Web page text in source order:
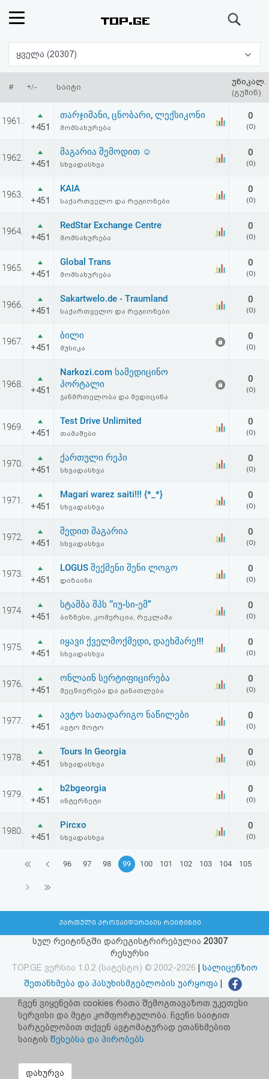
რეიტინგი
(მთავარი)
ფოსტა
პასუხი
ავტორიზაცია
რეგისტრაცია
პაროლის
აღდგენა
HTML
კოდი
შეთანხმება
პასუხისმგებლობის
უარყოფა
ყველა (20307)
# +/- საიტი
უნიკალ.
(გუშინ)
1961.
+451
თარჯიმანი, ცნობარი, ლექსიკონი
მომსახურება
0
(0)
1962.
+451
მაგარია შემოდით ☺
სხვადასხვა
0
(0)
1963.
+451
KAIA
საქართველო და რეგიონები
0
(0)
1964.
+451
RedStar Exchange Centre
მომსახურება
0
(0)
1965.
+451
Global Trans
მომსახურება
0
(0)
1966.
+451
Sakartwelo.de - Traumland
საქართველო და რეგიონები
0
(0)
1967.
+451
ბილი
მუსიკა
0
(0)
1968.
+451
Narkozi.com სამედიცინო
პორტალი
ჯანმრთელობა და მედიცინა
0
(0)
1969.
+451
Test Drive Unlimited
თამაშები
0
(0)
1970.
+451
ქართული რეპი
სხვადასხვა
0
(0)
1971.
+451
Magari warez saiti!!! {*_*}
სხვადასხვა
0
(0)
1972.
+451
შედით მაგარია
სხვადასხვა
0
(0)
1973.
+451
LOGUS შექმენი შენი ლოგო
დიზაინი
0
(0)
1974.
+451
სტამბა შპს ’’იუ-სი-ემ”
ბიზნესი, კომერცია, რეკლამა
0
(0)
1975.
+451
იყავი ქველმოქმედი, დაეხმარე!!!
სხვადასხვა
0
(0)
1976.
+451
ონლაინ სერტიფიცირება
მეცნიერება და განათლება
0
(0)
1977.
+451
ავტო სათადარიგო ნაწილები
ავტო მოტო
0
(0)
1978.
+451
Tours In Georgia
სხვადასხვა
0
(0)
1979.
+451
b2bgeorgia
ინტერნეტი
0
(0)
1980.
+451
Pircxo
სხვადასხვა
0
(0)
96 97 98 99 100 101 102 103 104 105
ქართული პროვაიდერების რეიტინგი
სულ რეიტინგში დარეგისტრირებულია 20307
რესურსი
TOP.GE ვერსია 1.0.2 (სატესტო) © 2002-2026
სალიცენზიო
შეთანხმება და პასუხისმგებლობის უარყოფა
facebook.com/TOP.GE
იხილეთ TOP.GE - ის ძველი ვერსია ბმულზე
TOP.GE-ს სერვერების განთავსებას და ინტერნეტთან კავშირს
ჩვენ ვიყენებთ cookies რათა შემოგთავაზოთ უკეთესი
სერვისი და მეტი კომფორტულობა. ჩვენი საიტით
სარგებლობით თქვენ ავტომატურად ეთანხმებით
საიტის წესებსა და პირობებს
დახურვა